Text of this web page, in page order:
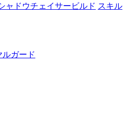
ャドウチェイサービルド スキル
ルガード